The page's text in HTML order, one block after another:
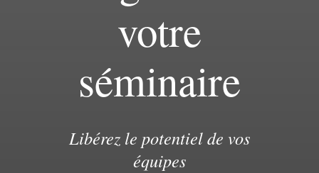
votre
séminaire
Libérez le potentiel de vos
équipes